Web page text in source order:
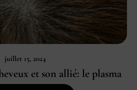
juillet 15, 2024
et son allié: le plasma